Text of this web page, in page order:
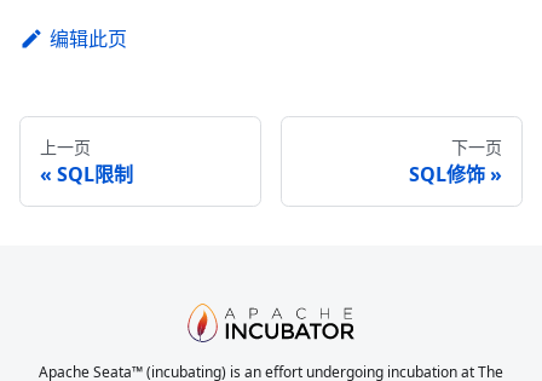
编辑此页
上一页
SQL限制
下一页
SQL修饰
Apache Seata™ (incubating) is an effort undergoing incubation at The